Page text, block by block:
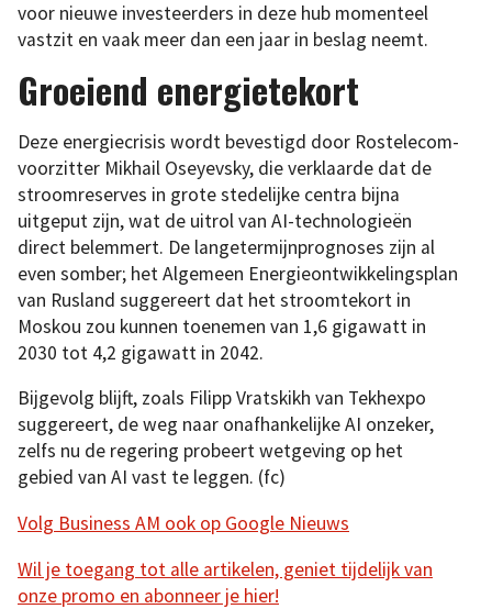
voor nieuwe investeerders in deze hub momenteel
vastzit en vaak meer dan een jaar in beslag neemt.
Groeiend energietekort
Deze energiecrisis wordt bevestigd door Rostelecom-
voorzitter Mikhail Oseyevsky, die verklaarde dat de
stroomreserves in grote stedelijke centra bijna
uitgeput zijn, wat de uitrol van AI-technologieën
direct belemmert. De langetermijnprognoses zijn al
even somber; het Algemeen Energieontwikkelingsplan
van Rusland suggereert dat het stroomtekort in
Moskou zou kunnen toenemen van 1,6 gigawatt in
2030 tot 4,2 gigawatt in 2042.
Bijgevolg blijft, zoals Filipp Vratskikh van Tekhexpo
suggereert, de weg naar onafhankelijke AI onzeker,
zelfs nu de regering probeert wetgeving op het
gebied van AI vast te leggen. (fc)
Volg Business AM ook op Google Nieuws
Wil je toegang tot alle artikelen, geniet tijdelijk van
onze promo en abonneer je hier!